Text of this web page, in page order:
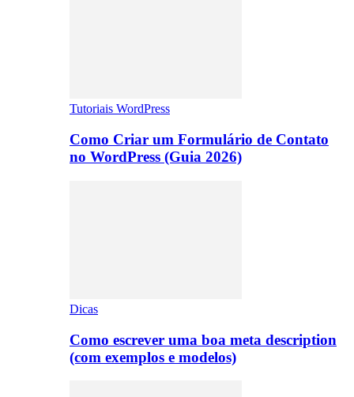
Tutoriais WordPress
Como Criar um Formulário de Contato
no WordPress (Guia 2026)
Dicas
Como escrever uma boa meta description
(com exemplos e modelos)